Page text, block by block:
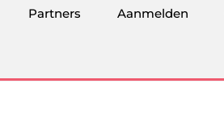
Partners Aanmelden